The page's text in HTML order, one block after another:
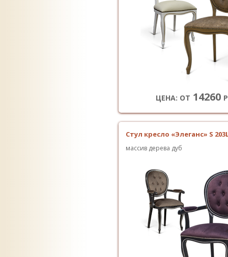
ЦЕНА: ОТ 14260
Стул кресло «Элеганс» S
массив дерева дуб